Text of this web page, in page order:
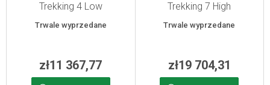
Trekking 4 Low
blue/orange M/45
Trwale wyprzedane
zł11 367,77
Trekking 7 High
grey/red/blue M/45
Trwale wyprzedane
zł19 704,31